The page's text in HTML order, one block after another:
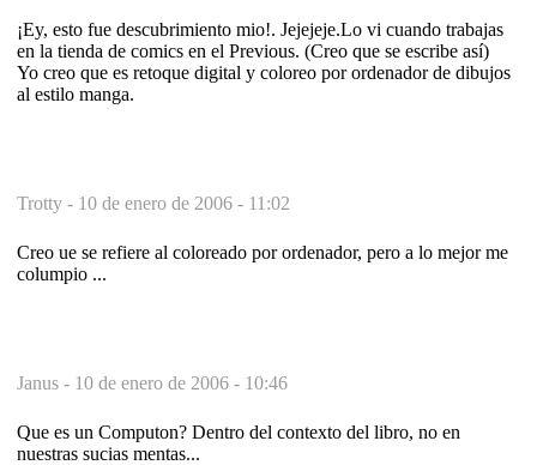
¡Ey, esto fue descubrimiento mio!. Jejejeje.Lo vi cuando trabajas
en la tienda de comics en el Previous. (Creo que se escribe así)
Yo creo que es retoque digital y coloreo por ordenador de dibujos
al estilo manga.
Trotty - 10 de enero de 2006 - 11:02
Creo ue se refiere al coloreado por ordenador, pero a lo mejor me
columpio ...
Janus - 10 de enero de 2006 - 10:46
Que es un Computon? Dentro del contexto del libro, no en
nuestras sucias mentas...